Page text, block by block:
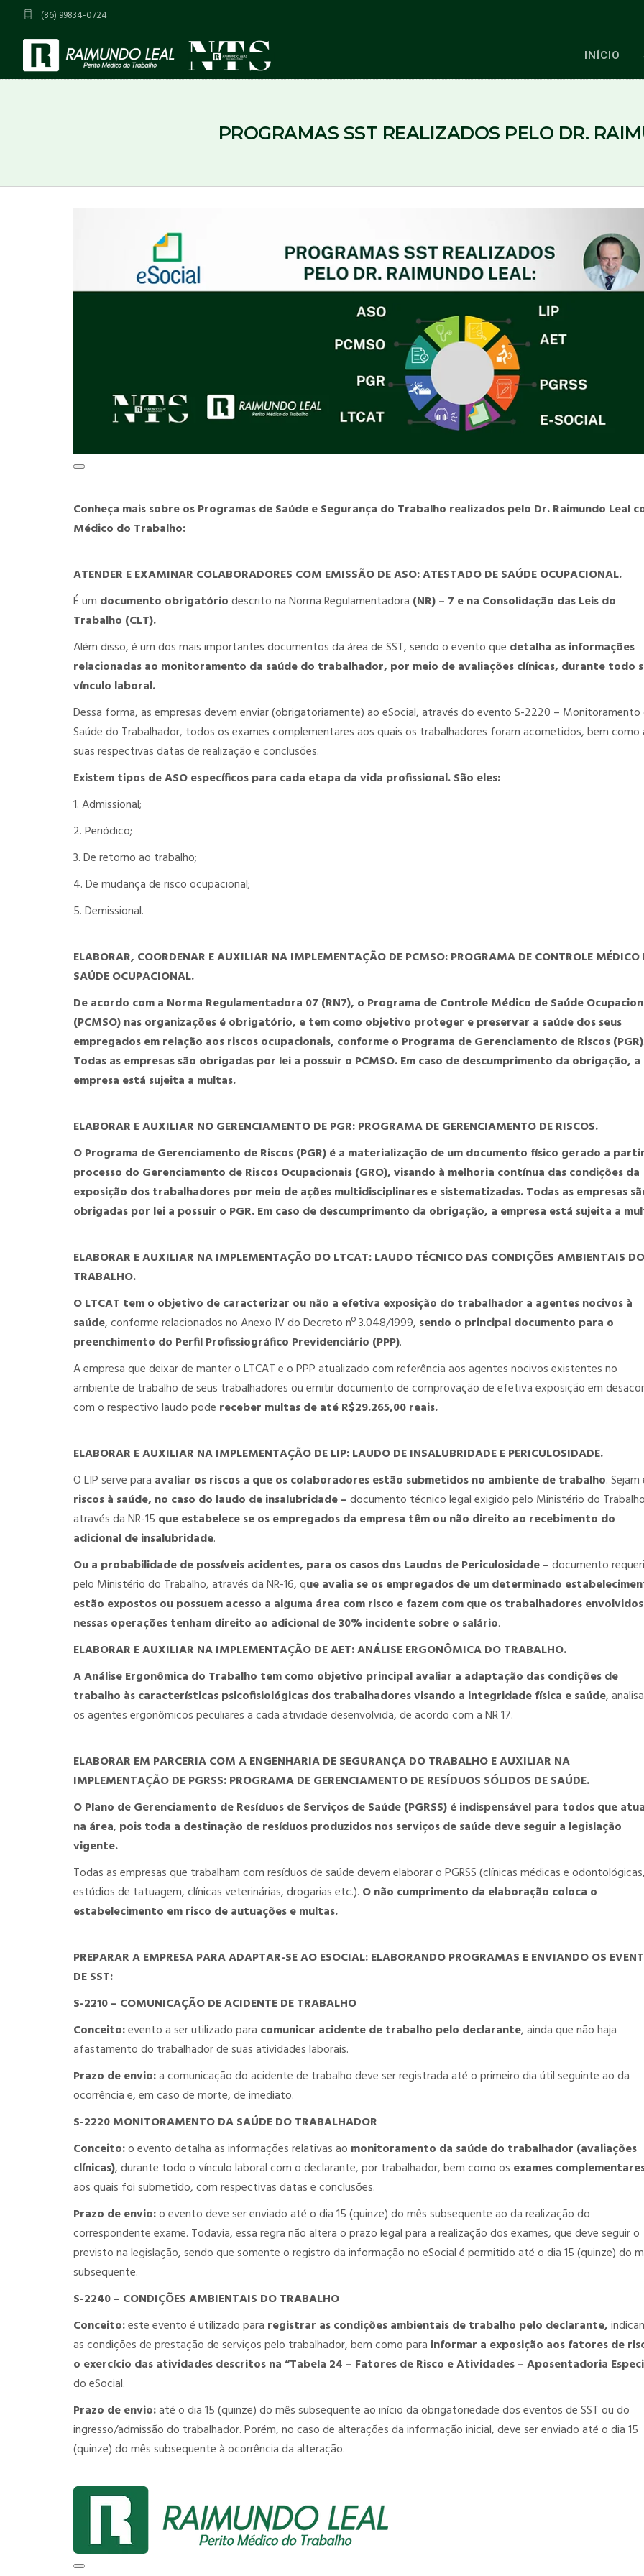
(86) 99834-0724
INÍCIO
PROGRAMAS SST REALIZADOS PELO DR.
Conheça mais sobre os Programas de Saúde e Segurança do Trabalho realizados pelo Dr. Raimundo Leal
Médico do Trabalho:
ATENDER E EXAMINAR COLABORADORES COM EMISSÃO DE ASO: ATESTADO DE SAÚDE OCUPACIONAL.
É um documento obrigatóriodescrito na Norma Regulamentadora (NR) – 7 e na Consolidação das Leis do
Trabalho (CLT).
Além disso, é um dos mais importantes documentos da área de SST, sendo o evento que detalha as informações
relacionadas ao monitoramento da saúde do trabalhador, por meio de avaliações clínicas, durante todo
vínculo laboral.
Dessa forma, as empresas devem enviar (obrigatoriamente) ao eSocial, através do evento S-2220 – Monitoramento
Saúde do Trabalhador, todos os exames complementares aos quais os trabalhadores foram acometidos, bem como
suas respectivas datas de realização e conclusões.
Existem tipos de ASO específicos para cada etapa da vida profissional. São eles:
1. Admissional;
2. Periódico;
3. De retorno ao trabalho;
4. De mudança de risco ocupacional;
5. Demissional.
ELABORAR, COORDENAR E AUXILIAR NA IMPLEMENTAÇÃO DE PCMSO: PROGRAMA DE CONTROLE MÉDICO
SAÚDE OCUPACIONAL.
De acordo com a Norma Regulamentadora 07 (RN7), o Programa de Controle Médico de Saúde
(PCMSO) nas organizações é obrigatório, e tem como objetivo proteger e preservar a saúde dos seus
empregados em relação aos riscos ocupacionais, conforme o Programa de Gerenciamento de Riscos (PGR)
Todas as empresas são obrigadas por lei a possuir o PCMSO. Em caso de descumprimento da obrigação, a
empresa está sujeita a multas.
ELABORAR E AUXILIAR NO GERENCIAMENTO DE PGR: PROGRAMA DE GERENCIAMENTO DE RISCOS.
O Programa de Gerenciamento de Riscos (PGR) é a materialização de um documento físico gerado a
processo do Gerenciamento de Riscos Ocupacionais (GRO), visando à melhoria contínua das condições da
exposição dos trabalhadores por meio de ações multidisciplinares e sistematizadas. Todas as empresas
obrigadas por lei a possuir o PGR. Em caso de descumprimento da obrigação, a empresa está sujeita a
ELABORAR E AUXILIAR NA IMPLEMENTAÇÃO DO LTCAT: LAUDO TÉCNICO DAS CONDIÇÕES AMBIENTAIS DO
TRABALHO.
O LTCAT tem o objetivo de caracterizar ou não a efetiva exposição do trabalhador a agentes nocivos à
saúde, conforme relacionados no Anexo IV do Decreto nº 3.048/1999, sendo o principal documento para o
preenchimento do Perfil Profissiográfico Previdenciário (PPP).
A empresa que deixar de manter o LTCAT e o PPP atualizado com referência aos agentes nocivos existentes no
ambiente de trabalho de seus trabalhadores ou emitir documento de comprovação de efetiva exposição em
com o respectivo laudo pode receber multas de até R$29.265,00 reais.
ELABORAR E AUXILIAR NA IMPLEMENTAÇÃO DE LIP: LAUDO DE INSALUBRIDADE E PERICULOSIDADE.
O LIP serve para avaliar os riscos a que os colaboradores estão submetidos no ambiente de trabalho. Sejam
riscos à saúde, no caso do laudo de insalubridade –documento técnico legal exigido pelo Ministério do Trabalho
através da NR-15 que estabelece se os empregados da empresa têm ou não direito ao recebimento do
adicional de insalubridade.
Ou a probabilidade de possíveis acidentes, para os casos dos Laudos de Periculosidade –documento
pelo Ministério do Trabalho, através da NR-16, que avalia se os empregados de um determinado
estão expostos ou possuem acesso a alguma área com risco e fazem com que os trabalhadores envolvidos
nessas operações tenham direito ao adicional de 30% incidente sobre o salário.
ELABORAR E AUXILIAR NA IMPLEMENTAÇÃO DE AET: ANÁLISE ERGONÔMICA DO TRABALHO.
A Análise Ergonômica do Trabalho tem como objetivo principal avaliar a adaptação das condições de
trabalho às características psicofisiológicas dos trabalhadores visando a integridade física e saúde,
os agentes ergonômicos peculiares a cada atividade desenvolvida, de acordo com a NR 17.
ELABORAR EM PARCERIA COM A ENGENHARIA DE SEGURANÇA DO TRABALHO E AUXILIAR NA
IMPLEMENTAÇÃO DE PGRSS: PROGRAMA DE GERENCIAMENTO DE RESÍDUOS SÓLIDOS DE SAÚDE.
O Plano de Gerenciamento de Resíduos de Serviços de Saúde (PGRSS) é indispensável para todos que
na área, pois toda a destinação de resíduos produzidos nos serviços de saúde deve seguir a legislação
vigente.
Todas as empresas que trabalham com resíduos de saúde devem elaborar o PGRSS (clínicas médicas e odontológicas,
estúdios de tatuagem, clínicas veterinárias, drogarias etc.). O não cumprimento da elaboração coloca o
estabelecimento em risco de autuações e multas.
PREPARAR A EMPRESA PARA ADAPTAR-SE AO ESOCIAL: ELABORANDO PROGRAMAS E ENVIANDO OS
DE SST:
S-2210 – COMUNICAÇÃO DE ACIDENTE DE TRABALHO
Conceito:evento a ser utilizado para comunicar acidente de trabalho pelo declarante, ainda que não haja
afastamento do trabalhador de suas atividades laborais.
Prazo de envio:a comunicação do acidente de trabalho deve ser registrada até o primeiro dia útil seguinte ao da
ocorrência e, em caso de morte, de imediato.
S-2220 MONITORAMENTO DA SAÚDE DO TRABALHADOR
Conceito:o evento detalha as informações relativas ao monitoramento da saúde do trabalhador (avaliações
clínicas), durante todo o vínculo laboral com o declarante, por trabalhador, bem como os exames
aos quais foi submetido, com respectivas datas e conclusões.
Prazo de envio:o evento deve ser enviado até o dia 15 (quinze) do mês subsequente ao da realização do
correspondente exame. Todavia, essa regra não altera o prazo legal para a realização dos exames, que deve seguir o
previsto na legislação, sendo que somente o registro da informação no eSocial é permitido até o dia 15 (quinze) do
subsequente.
S-2240 – CONDIÇÕES AMBIENTAIS DO TRABALHO
Conceito:este evento é utilizado para registrar as condições ambientais de trabalho pelo declarante,
as condições de prestação de serviços pelo trabalhador, bem como para informar a exposição aos fatores de
o exercício das atividades descritos na “Tabela 24 – Fatores de Risco e Atividades – Aposentadoria
do eSocial.
Prazo de envio:até o dia 15 (quinze) do mês subsequente ao início da obrigatoriedade dos eventos de SST ou do
ingresso/admissão do trabalhador. Porém, no caso de alterações da informação inicial, deve ser enviado até o dia 15
(quinze) do mês subsequente à ocorrência da alteração.